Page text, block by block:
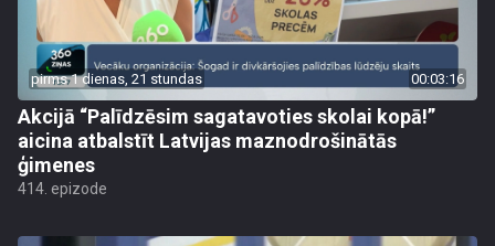
pirms 1 dienas, 21 stundas 00:03:16
Akcijā “Palīdzēsim sagatavoties skolai kopā!”
aicina atbalstīt Latvijas maznodrošinātās
ģimenes
414. epizode